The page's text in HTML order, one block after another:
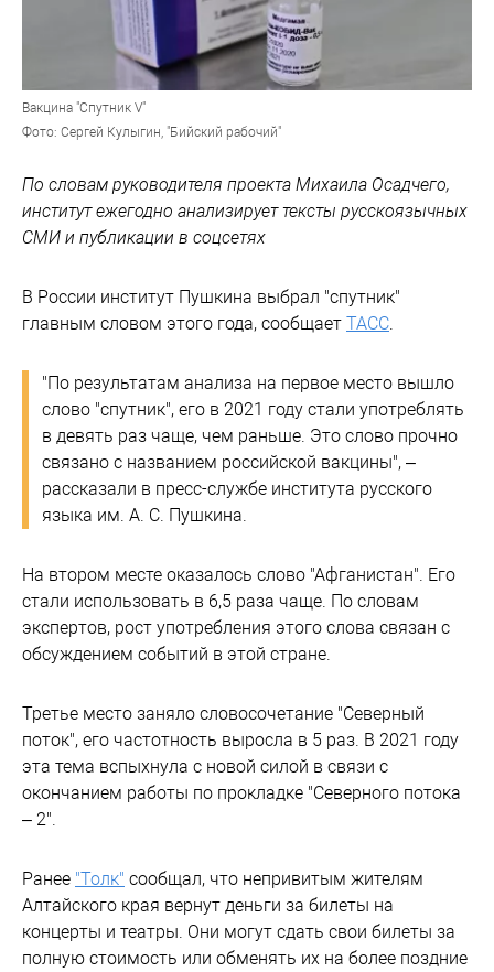
Вакцина "Спутник V"
Фото: Сергей Кулыгин, "Бийский рабочий"
По словам руководителя проекта Михаила Осадчего,
институт ежегодно анализирует тексты русскоязычных
СМИ и публикации в соцсетях
В России институт Пушкина выбрал "спутник"
главным словом этого года, сообщает ТАСС
"По результатам анализа на первое место вышло
слово "спутник", его в 2021 году стали употреблять
в девять раз чаще, чем раньше. Это слово прочно
связано с названием российской вакцины", –
рассказали в пресс-службе института русского
языка им. А. С. Пушкина.
На втором месте оказалось слово "Афганистан". Его
стали использовать в 6,5 раза чаще. По словам
экспертов, рост употребления этого слова связан с
обсуждением событий в этой стране.
Третье место заняло словосочетание "Северный
поток", его частотность выросла в 5 раз. В 2021 году
эта тема вспыхнула с новой силой в связи с
окончанием работы по прокладке "Северного потока
– 2".
Ранее "Толк" сообщал, что непривитым жителям
Алтайского края вернут деньги за билеты на
концерты и театры. Они могут сдать свои билеты за
полную стоимость или обменять их на более поздние